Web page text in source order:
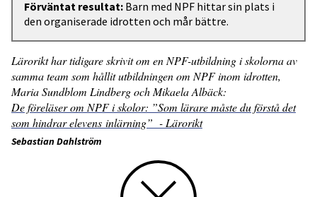
Förväntat resultat: Barn med NPF hittar sin plats i
den organiserade idrotten och mår bättre.
Lärorikt har tidigare skrivit om en NPF-utbildning i skolorna av
samma team som hållit utbildningen om NPF inom idrotten,
Maria Sundblom Lindberg och Mikaela Albäck:
De föreläser om NPF i skolor: ”Som lärare måste du förstå det
som hindrar elevens inlärning” - Lärorikt
Sebastian Dahlström